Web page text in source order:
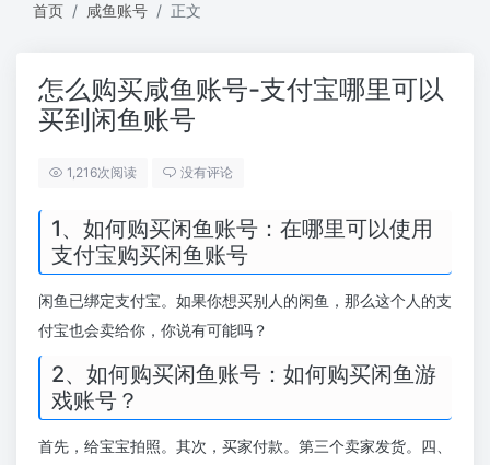
首页 咸鱼账号 正文
怎么购买咸鱼账号-支付宝哪里可以
买到闲鱼账号
1,216次阅读 没有评论
1、如何购买闲鱼账号：在哪里可以使用
支付宝购买闲鱼账号
闲鱼已绑定支付宝。如果你想买别人的闲鱼，那么这个人的支
付宝也会卖给你，你说有可能吗？
2、如何购买闲鱼账号：如何购买闲鱼游
戏账号？
首先，给宝宝拍照。其次，买家付款。第三个卖家发货。四、